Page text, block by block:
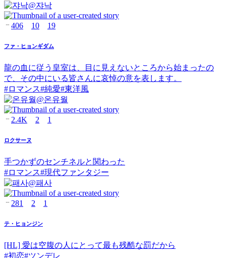
@쟈낙
406 10 19
ファ・ヒョンギダム
龍の血に従う皇室は、目に見えないところから始まったの
で、その中にいる皆さんに哀悼の意を表します。
#ロマンス#純愛#東洋風
@온유월
2.4K 2 1
ロクサーヌ
手つかずのセンチネルと関わった
#ロマンス#現代ファンタジー
@패사
281 2 1
テ・ヒョンジン
[HL] 愛は空腹の人にとって最も残酷な罰だから
#初恋#ツンデレ